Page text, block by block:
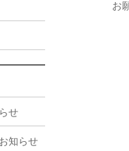
お
せ
知らせ